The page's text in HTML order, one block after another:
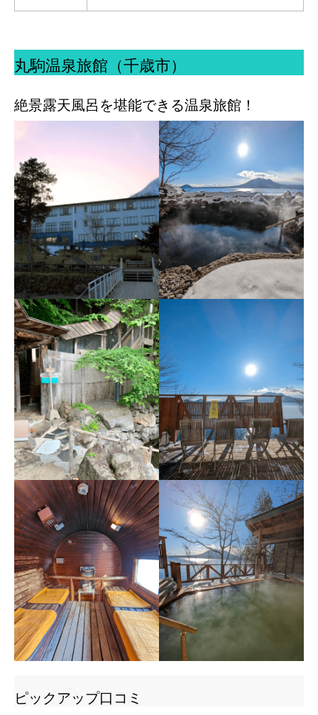
丸駒温泉旅館（千歳市）
絶景露天風呂を堪能できる温泉旅館！
ピックアップ口コミ